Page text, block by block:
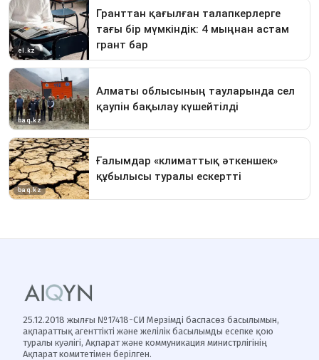
25.12.2018 жылғы №17418-СИ Мерзімді баспасөз басылымын,
ақпараттық агенттікті және желілік басылымды есепке қою
туралы куәлігі, Ақпарат және коммуникация министрлігінің
Ақпарат комитетімен берілген.